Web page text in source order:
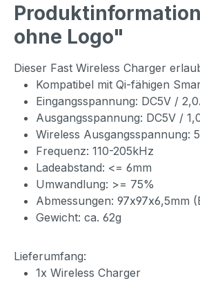
ohne Logo"
Dieser Fast Wireless Charger
Kompatibel mit Qi-fähigen
Eingangsspannung: DC5V /
Ausgangsspannung: DC5V /
Wireless Ausgangsspannung:
Frequenz: 110-205kHz
Ladeabstand: <= 6mm
Umwandlung: >= 75%
Abmessungen: 97x97x6,5mm
Gewicht: ca. 62g
Lieferumfang:
1x Wireless Charger